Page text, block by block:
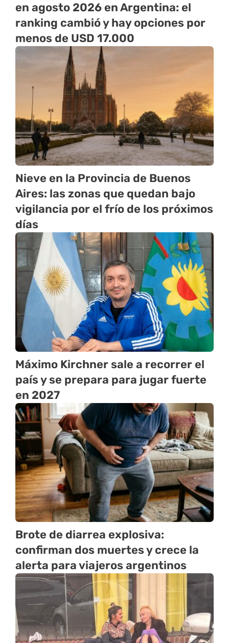
en agosto 2026 en Argentina: el
ranking cambió y hay opciones por
menos de USD 17.000
Nieve en la Provincia de Buenos
Aires: las zonas que quedan bajo
vigilancia por el frío de los próximos
días
Máximo Kirchner sale a recorrer el
país y se prepara para jugar fuerte
en 2027
Brote de diarrea explosiva:
confirman dos muertes y crece la
alerta para viajeros argentinos